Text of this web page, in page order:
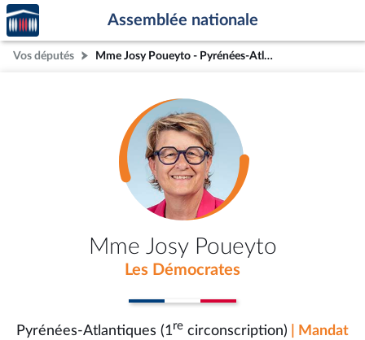
Aller au contenu
Aller en bas de la page
Accèder
à la
page
d'accueil
Assemblée nationale
Vos députés Mme Josy Poueyto - Pyrénées-Atlantiques (1re circonscription)
Mme Josy Poueyto
Les Démocrates
Pyrénées-Atlantiques (1re circonscription)
| Mandat